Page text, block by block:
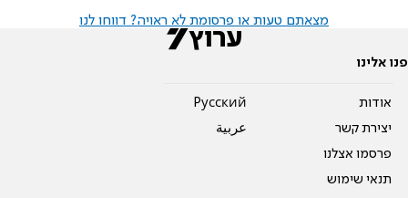
מצאתם טעות או פרסומת לא ראויה? דווחו לנו
פנו אלינו
אודות
יצירת קשר
פרסמו אצלנו
תנאי שימוש
Pусский
عربية